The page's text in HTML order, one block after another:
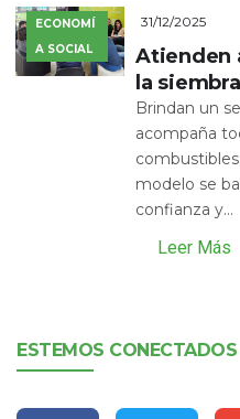
ECONOMÍ
A SOCIAL
31/12/2025
Atienden
la
Brindan un
acompaña
modelo se
confianza y...
Leer Más
ESTEMOS CONECTADOS